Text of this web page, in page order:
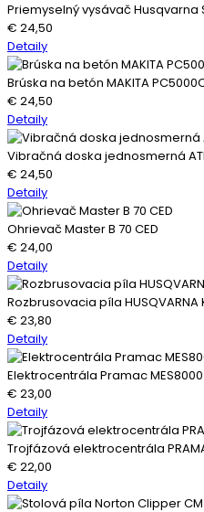
Priemyselný vysávač Husqvarna
€ 24,50
Detaily
Brúska na betón MAKITA
€ 24,50
Detaily
Vibračná doska jednosmerná
€ 24,50
Detaily
Ohrievač Master B 70 CED
€ 24,00
Detaily
Rozbrusovacia píla HUSQVARNA
€ 23,80
Detaily
Elektrocentrála Pramac MES8000
€ 23,00
Detaily
Trojfázová elektrocentrála
€ 22,00
Detaily